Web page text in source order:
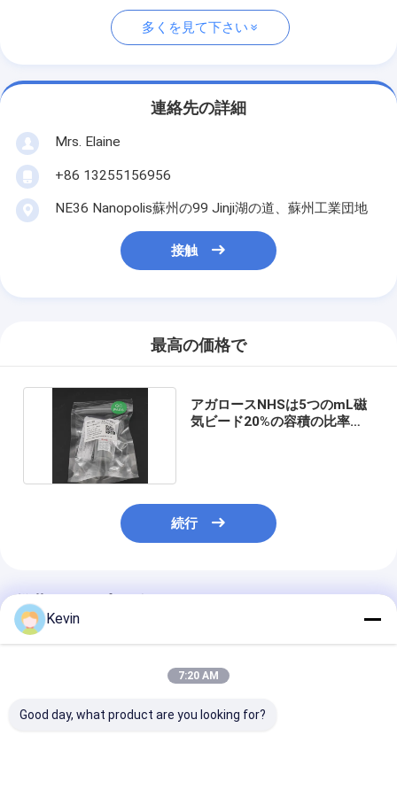
多くを見て下さい
連絡先の詳細
Mrs. Elaine
+86 13255156956
NE36 Nanopolis蘇州の99 Jinji湖の道、蘇州工業団地
接触
最高の価格で
アガロースNHSは5つのmL磁
気ビード20%の容積の比率を
続行
推薦されたプロダクト
Kevin
7:20 AM
Good day, what product are you looking for?